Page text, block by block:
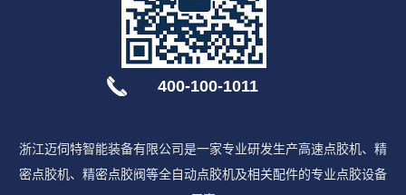
400-100-1011
浙江迈伺特智能装备有限公司是一家专业研发生产高速点胶机、精
密点胶机、精密点胶阀等全自动点胶机及相关配件的专业点胶设备